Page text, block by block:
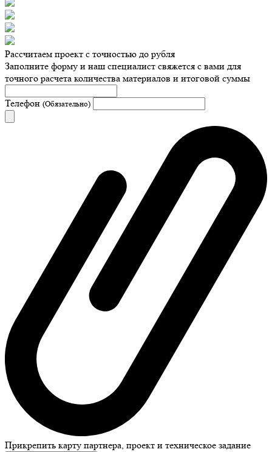
Рассчитаем проект с точностью до рубля
Заполните форму и наш специалист свяжется с вами для
точного расчета количества материалов и итоговой суммы
Телефон (Обязательно)
Прикрепить карту партнера, проект и техническое задание